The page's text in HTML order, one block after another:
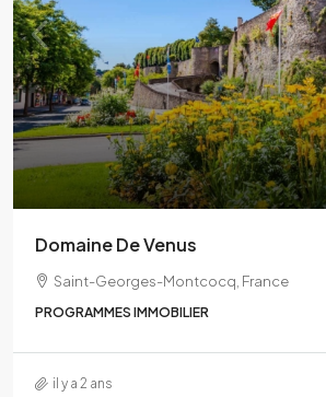
Domaine De Venus
Saint-Georges-Montcocq, France
PROGRAMMES IMMOBILIER
il y a 2 ans